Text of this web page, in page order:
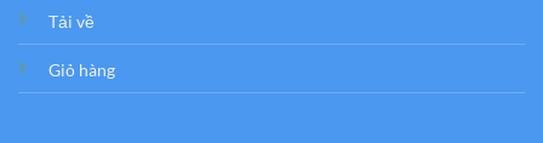
Tải về
Giỏ hàng